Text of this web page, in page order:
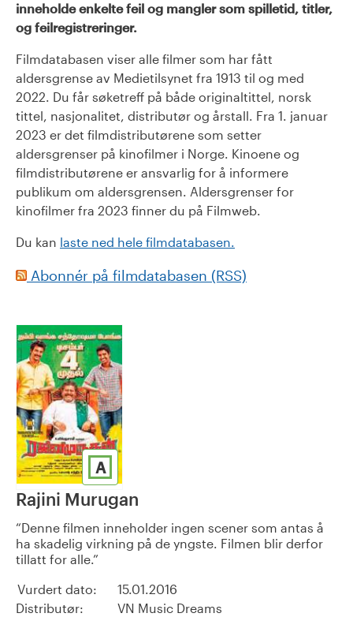
inneholde enkelte feil og mangler som spilletid, titler,
og feilregistreringer.
Filmdatabasen viser alle filmer som har fått
aldersgrense av Medietilsynet fra 1913 til og med
2022. Du får søketreff på både originaltittel, norsk
tittel, nasjonalitet, distributør og årstall. Fra 1. januar
2023 er det filmdistributørene som setter
aldersgrenser på kinofilmer i Norge. Kinoene og
filmdistributørene er ansvarlig for å informere
publikum om aldersgrensen. Aldersgrenser for
kinofilmer fra 2023 finner du på Filmweb.
Du kan laste ned hele filmdatabasen.
Abonnér på filmdatabasen (RSS)
A
Rajini Murugan
Denne filmen inneholder ingen scener som antas å
ha skadelig virkning på de yngste. Filmen blir derfor
tillatt for alle.
Vurdert dato:
15.01.2016
Distributør:
VN Music Dreams